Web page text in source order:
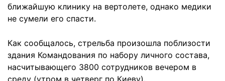
ближайшую клинику на вертолете, однако медики
не сумели его спасти.
Как сообщалось, стрельба произошла поблизости
здания Командования по набору личного состава,
насчитывающего 3800 сотрудников вечером в
среду (утром в четверг по Киеву).